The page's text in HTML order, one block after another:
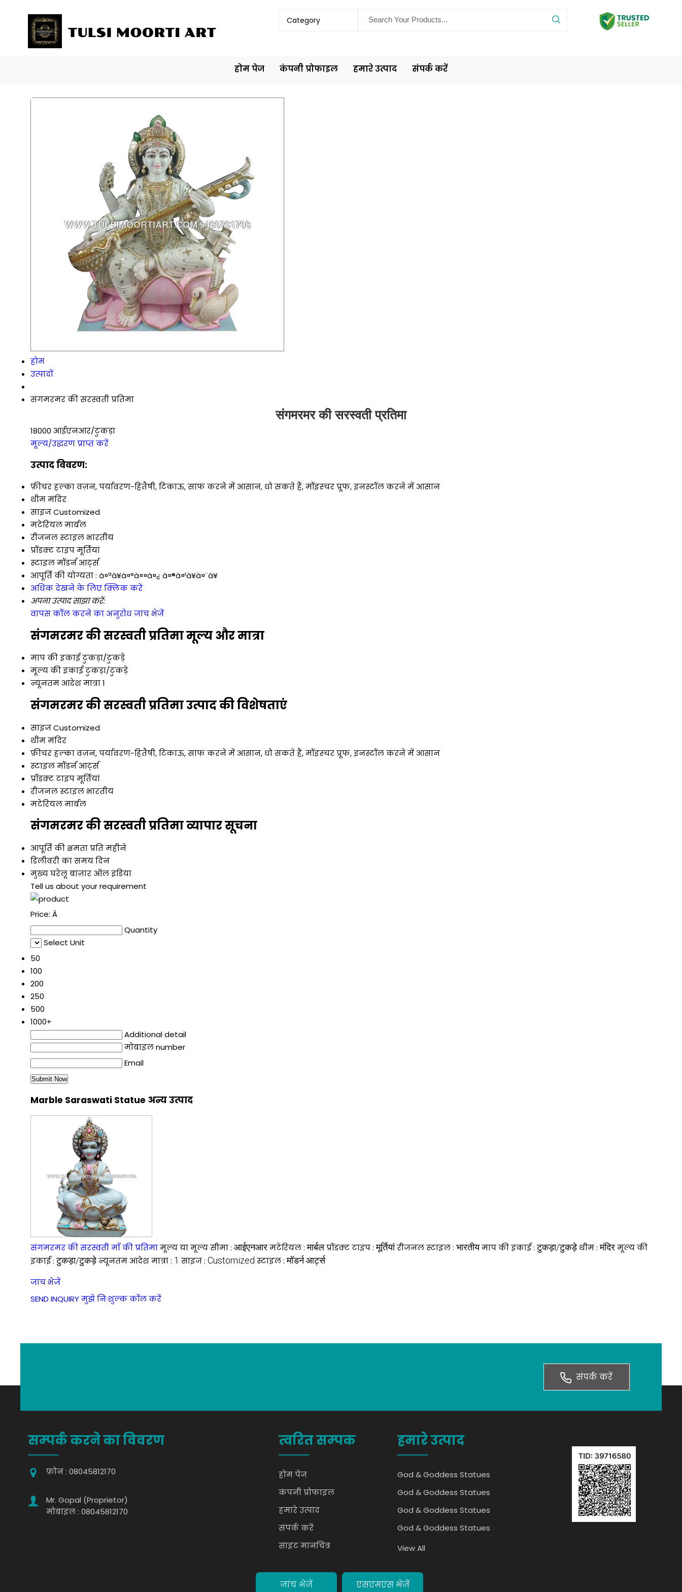
Category
होम पेज कंपनी प्रोफाइल हमारे उत्पाद संपर्क करें
होम
उत्पादों
संगमरमर की सरस्वती प्रतिमा
संगमरमर की सरस्वती प्रतिमा
18000 आईएनआर/टुकड़ा
मूल्य/उद्धरण प्राप्त करें
उत्पाद विवरण:
फ़ीचरहल्का वज़न, पर्यावरण-हितैषी, टिकाऊ, साफ करने में आसान, धो सकते हैं, मॉइस्चर प्रूफ, इनस्टॉल करने में आसान
थीममंदिर
साइजCustomized
मटेरियलमार्बल
रीजनल स्टाइलभारतीय
प्रॉडक्ट टाइपमूर्तियां
स्टाइलमॉडर्न आर्ट्स
आपूर्ति की योग्यता : à¤ªà¥à¤°à¤¤à¤¿ à¤®à¤¹à¥à¤¨à¥
अधिक देखने के लिए क्लिक करें
अपना उत्पाद साझा करें:
वापस कॉल करने का अनुरोधजांच भेजें
संगमरमर की सरस्वती प्रतिमा मूल्य और मात्रा
माप की इकाईटुकड़ा/टुकड़े
मूल्य की इकाईटुकड़ा/टुकड़े
न्यूनतम आदेश मात्रा1
संगमरमर की सरस्वती प्रतिमा उत्पाद की विशेषताएं
साइजCustomized
थीममंदिर
फ़ीचरहल्का वज़न, पर्यावरण-हितैषी, टिकाऊ, साफ करने में आसान, धो सकते हैं, मॉइस्चर प्रूफ, इनस्टॉल करने में आसान
स्टाइलमॉडर्न आर्ट्स
प्रॉडक्ट टाइपमूर्तियां
रीजनल स्टाइलभारतीय
मटेरियलमार्बल
संगमरमर की सरस्वती प्रतिमा व्यापार सूचना
आपूर्ति की क्षमताप्रति महीने
डिलीवरी का समयदिन
मुख्य घरेलू बाज़ार ऑल इंडिया
Tell us about your requirement
Price: Â
Quantity
Select Unit
50
100
200
250
500
1000+
Additional detail
मोबाइल number
Email
Marble Saraswati Statue अन्य उत्पाद
संगमरमर की सरस्वती माँ की प्रतिमामूल्य या मूल्य सीमा : आईएनआरमटेरियल :मार्बलप्रॉडक्ट टाइप :मूर्तियांरीजनल स्टाइल : भारतीयमाप की इकाई :टुकड़ा/टुकड़े थीम :मंदिरमूल्य की
इकाई :टुकड़ा/टुकड़ेन्यूनतम आदेश मात्रा : 1 साइज : Customized स्टाइल :मॉडर्न आर्ट्स
जांच भेजें
SEND INQUIRYमुझे निःशुल्क कॉल करें
संपर्क करें
सम्पर्क करने का विवरण
फ़ोन : 08045812170
Mr. Gopal (Proprietor)
मोबाइल : 08045812170
त्वरित सम्पक
होम पेज
कंपनी प्रोफाइल
हमारे उत्पाद
संपर्क करें
साइट मानचित्र
हमारे उत्पाद
God & Goddess Statues
God & Goddess Statues
God & Goddess Statues
God & Goddess Statues
God & Goddess Statues
Sculptures
View All
जांच भेजें एसएमएस भेजें